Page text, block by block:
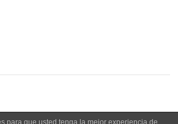
para que usted tenga la mejor experiencia de